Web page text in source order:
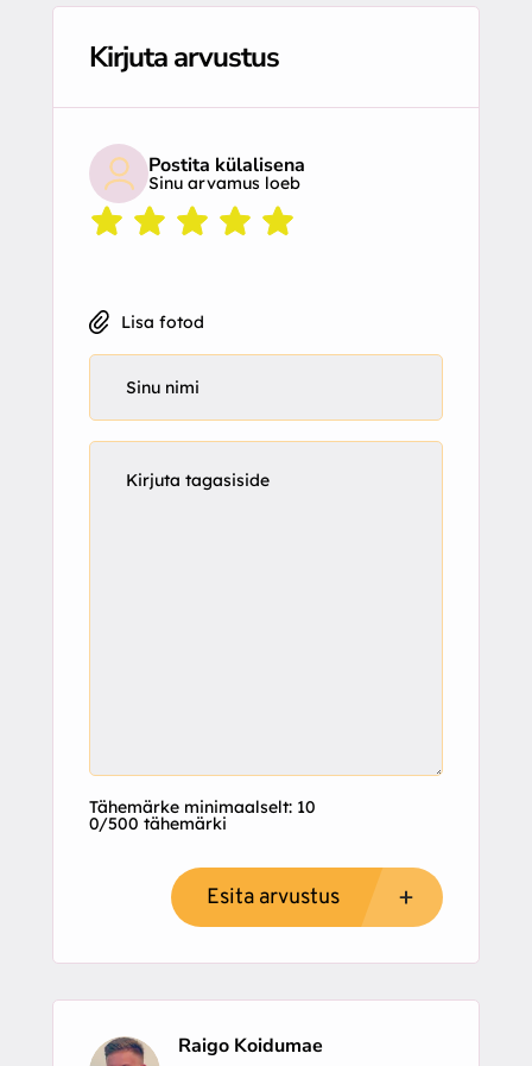
Kirjuta arvustus
Postita külalisena
Sinu arvamus loeb
Lisa fotod
Tähemärke minimaalselt: 10
0/500 tähemärki
Esita arvustus
Raigo Koidumae